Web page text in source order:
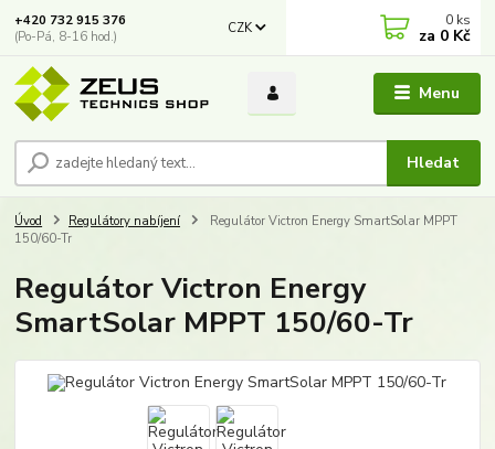
Menu
CZK
Hledat
+420 732 915 376
(Po-Pá, 8-16 hod.)
0 ks
za 0 Kč
Úvod Regulátory nabíjení
Regulátor Victron Energy SmartSolar MPPT
150/60-Tr
Regulátor Victron Energy
SmartSolar MPPT 150/60-Tr